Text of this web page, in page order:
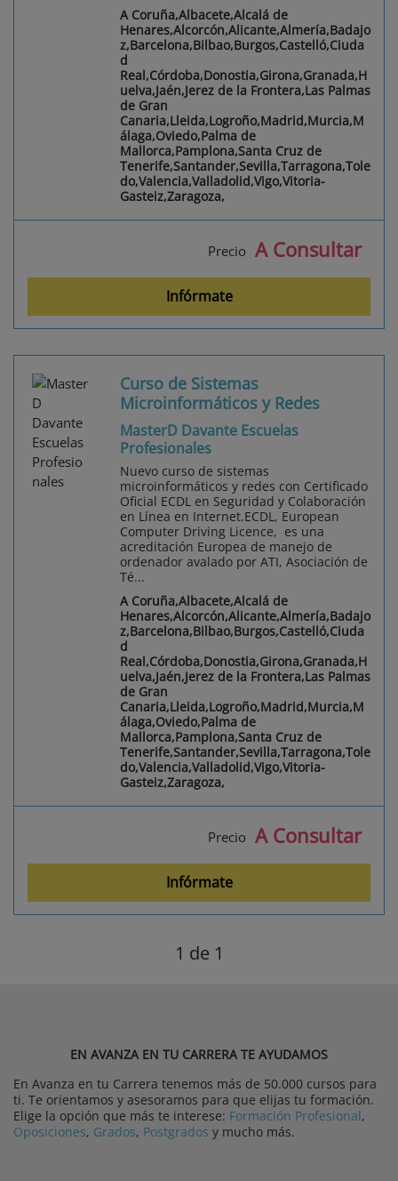
A Coruña,Albacete,Alcalá de
Henares,Alcorcón,Alicante,Almería,Badajo
z,Barcelona,Bilbao,Burgos,Castelló,Ciuda
d
Real,Córdoba,Donostia,Girona,Granada,H
uelva,Jaén,Jerez de la Frontera,Las Palmas
de Gran
Canaria,Lleida,Logroño,Madrid,Murcia,M
álaga,Oviedo,Palma de
Mallorca,Pamplona,Santa Cruz de
Tenerife,Santander,Sevilla,Tarragona,Tole
do,Valencia,Valladolid,Vigo,Vitoria-
Gasteiz,Zaragoza,
Precio A Consultar
Infórmate
Curso de Sistemas
Microinformáticos y Redes
MasterD Davante Escuelas
Profesionales
Nuevo curso de sistemas
microinformáticos y redes con Certificado
Oficial ECDL en Seguridad y Colaboración
en Línea en Internet.ECDL, European
Computer Driving Licence, es una
acreditación Europea de manejo de
ordenador avalado por ATI, Asociación de
Té...
A Coruña,Albacete,Alcalá de
Henares,Alcorcón,Alicante,Almería,Badajo
z,Barcelona,Bilbao,Burgos,Castelló,Ciuda
d
Real,Córdoba,Donostia,Girona,Granada,H
uelva,Jaén,Jerez de la Frontera,Las Palmas
de Gran
Canaria,Lleida,Logroño,Madrid,Murcia,M
álaga,Oviedo,Palma de
Mallorca,Pamplona,Santa Cruz de
Tenerife,Santander,Sevilla,Tarragona,Tole
do,Valencia,Valladolid,Vigo,Vitoria-
Gasteiz,Zaragoza,
Precio A Consultar
Infórmate
1 de 1
EN AVANZA EN TU CARRERA TE AYUDAMOS
En Avanza en tu Carrera tenemos más de 50.000 cursos para
ti. Te orientamos y asesoramos para que elijas tu formación.
Elige la opción que más te interese: Formación Profesional,
Oposiciones, Grados, Postgrados y mucho más.